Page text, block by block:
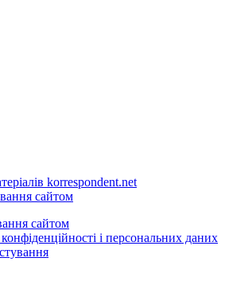
korrespondent.net
сайтом
сайтом
і персональних даних